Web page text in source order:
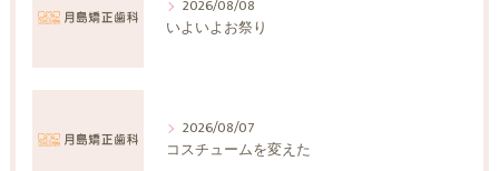
2026/08/08
いよいよお祭り
2026/08/07
コスチュームを変えた